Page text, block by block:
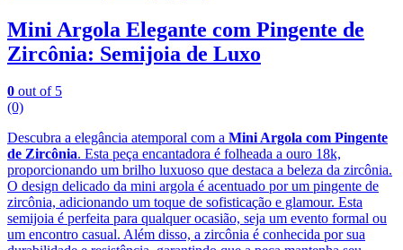
Mini Argola Elegante com Pingente de
Zircônia: Semijoia de Luxo
0 out of 5
(0)
Descubra a elegância atemporal com a Mini Argola com Pingente
de Zircônia. Esta peça encantadora é folheada a ouro 18k,
proporcionando um brilho luxuoso que destaca a beleza da zircônia.
O design delicado da mini argola é acentuado por um pingente de
zircônia, adicionando um toque de sofisticação e glamour. Esta
semijoia é perfeita para qualquer ocasião, seja um evento formal ou
um encontro casual. Além disso, a zircônia é conhecida por sua